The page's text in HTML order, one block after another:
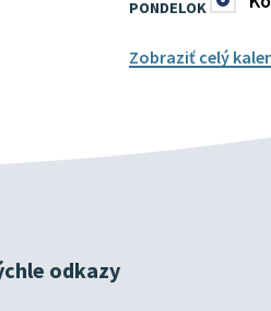
PONDELOK
Zobraziť celý
odkazy